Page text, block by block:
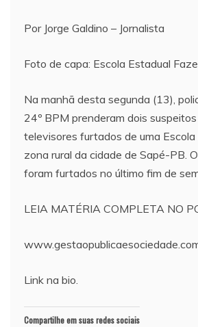
Por Jorge Galdino – Jornalista
Foto de capa: Escola Estadual
Na manhã desta segunda (13),
24º BPM prenderam dois
televisores furtados de uma Escola
zona rural da cidade de Sapé-PB.
foram furtados no último fim de
LEIA MATÉRIA COMPLETA NO
Link na bio.
Compartilhe em suas redes sociais